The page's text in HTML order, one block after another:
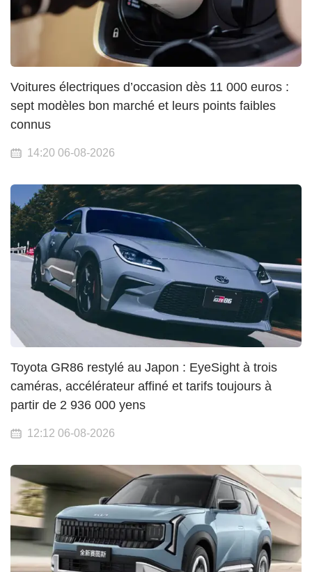
Voitures électriques d’occasion dès 11 000 euros :
sept modèles bon marché et leurs points faibles
connus
14:20 06-08-2026
Toyota GR86 restylé au Japon : EyeSight à trois
caméras, accélérateur affiné et tarifs toujours à
partir de 2 936 000 yens
12:12 06-08-2026